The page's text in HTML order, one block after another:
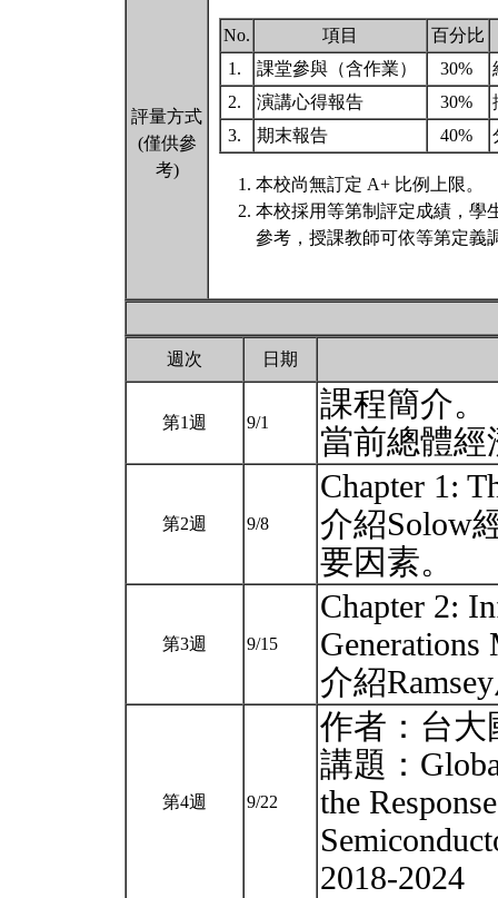
評量方式
(僅供參
考)
No. 項目
百分比
1.
課堂參與（含作業） 30%
2.
演講心得報告 30%
3.
期末報告 40%
本校尚無訂定 A+ 比例上限。
本校採用等第制評定成績，學
參考，授課教師可依等第定義
週次 日期
第1週 9/1
課程簡介。
當前總體
第2週 9/8
Chapter 1:
介紹Solow
要因素。
第3週 9/15
Chapter 2:
Generations
介紹
第4週 9/22
作者：台大
講題：
the
2018-2024